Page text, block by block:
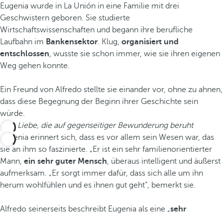
Eugenia wurde in La Unión in eine Familie mit drei
Geschwistern geboren. Sie studierte
Wirtschaftswissenschaften und begann ihre berufliche
Laufbahn im Bankensektor. Klug, organisiert und
entschlossen, wusste sie schon immer, wie sie ihren eigenen
Weg gehen konnte.
Ein Freund von Alfredo stellte sie einander vor, ohne zu ahnen,
dass diese Begegnung der Beginn ihrer Geschichte sein
würde.
Eine Liebe, die auf gegenseitiger Bewunderung beruht
Eugenia erinnert sich, dass es vor allem sein Wesen war, das
sie an ihm so faszinierte. „Er ist ein sehr familienorientierter
Mann, ein sehr guter Mensch, überaus intelligent und äußerst
aufmerksam. „Er sorgt immer dafür, dass sich alle um ihn
herum wohlfühlen und es ihnen gut geht“, bemerkt sie.
Alfredo seinerseits beschreibt Eugenia als eine „sehr